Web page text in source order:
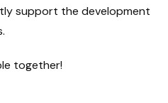
support the development
together!